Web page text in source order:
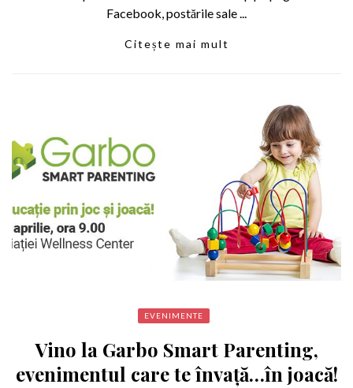
Facebook, postările sale ...
Citește mai mult
EVENIMENTE
Vino la Garbo Smart Parenting,
evenimentul care te învață…în joacă!